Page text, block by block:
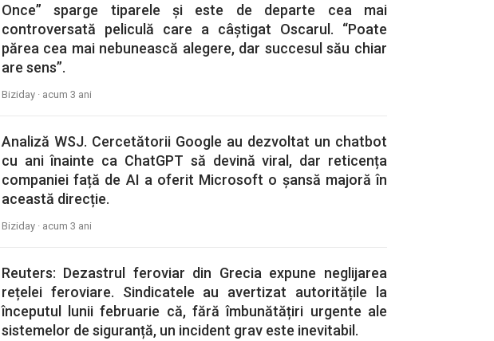
Once” sparge tiparele și este de departe cea mai
controversată peliculă care a câștigat Oscarul. “Poate
părea cea mai nebunească alegere, dar succesul său chiar
are sens”.
Biziday · acum 3 ani
Analiză WSJ. Cercetătorii Google au dezvoltat un chatbot
cu ani înainte ca ChatGPT să devină viral, dar reticența
companiei față de AI a oferit Microsoft o șansă majoră în
această direcție.
Biziday · acum 3 ani
Reuters: Dezastrul feroviar din Grecia expune neglijarea
rețelei feroviare. Sindicatele au avertizat autoritățile la
începutul lunii februarie că, fără îmbunătățiri urgente ale
sistemelor de siguranță, un incident grav este inevitabil.